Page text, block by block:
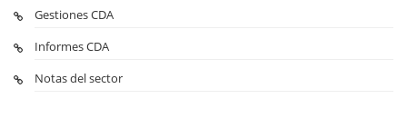
Gestiones CDA
Informes CDA
Notas del sector